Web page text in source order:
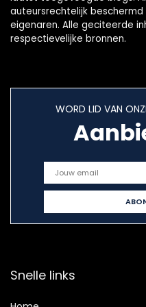
auteursrechtelijk
eigenaren. Alle geciteerde
respectievelijke bronnen.
WORD LID VAN
Snelle links